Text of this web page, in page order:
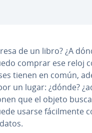
de un libro? ¿A
comprar ese reloj
tienen en común,
un lugar: ¿dónde?
que el objeto
usarse fá­ci­l­me­n­te